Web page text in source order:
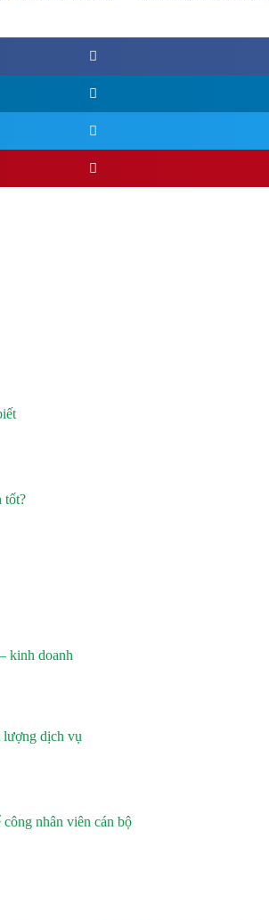
tốt?
kinh doanh
lượng dịch vụ
nhân viên cán bộ